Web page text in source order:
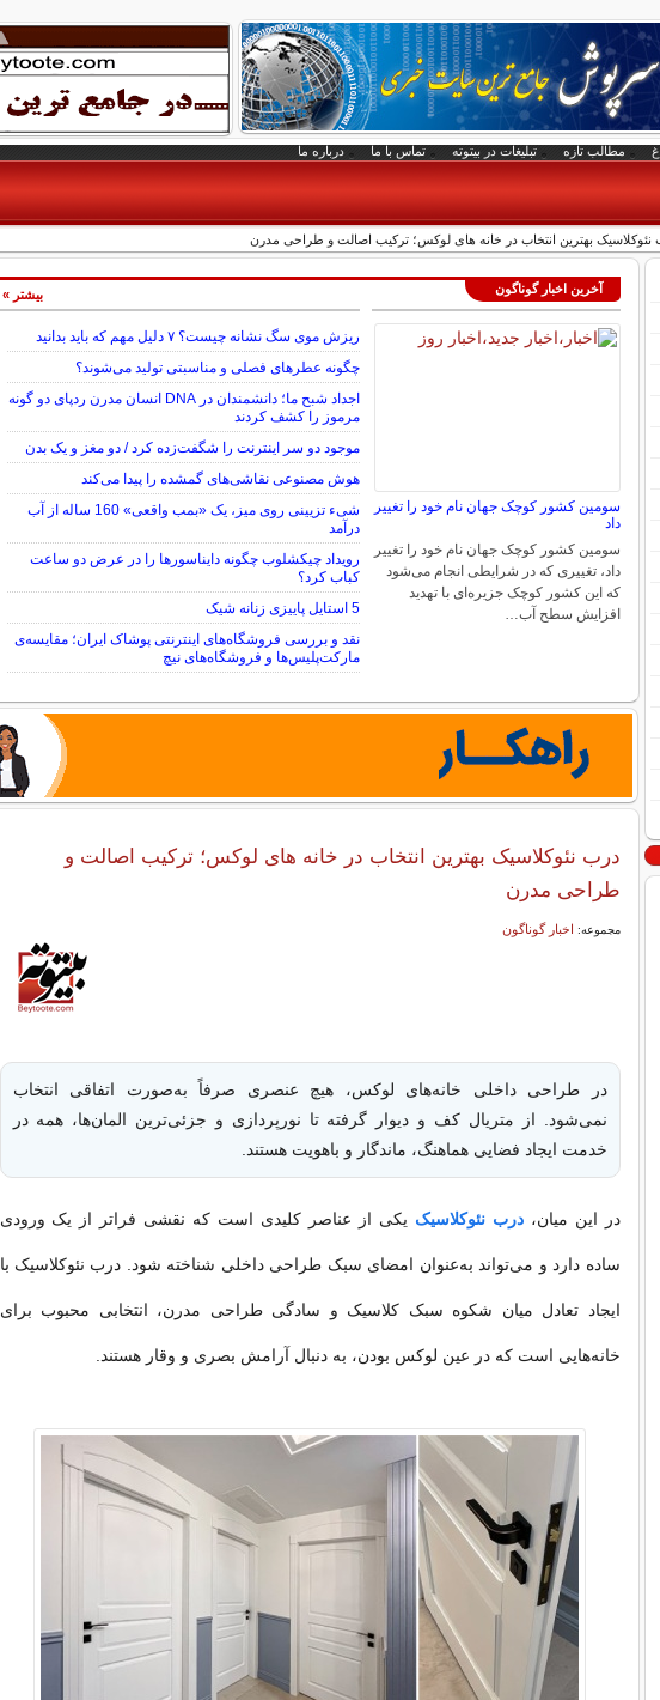
مطالب تازه تبلیغات در بیتوته تماس با ما درباره ما
نئوکلاسیک بهترین انتخاب در خانه های لوکس؛ ترکیب اصالت و طراحی مدرن
آخرین اخبار گوناگون
سومین کشور کوچک جهان نام خود را تغییر
داد
سومین کشور کوچک جهان نام خود را تغییر
داد، تغییری که در شرایطی انجام می‌شود
که این کشور کوچک جزیره‌ای با تهدید
افزایش سطح آب…
ریزش موی سگ نشانه چیست؟ ۷ دلیل مهم که باید بدانید
چگونه عطرهای فصلی و مناسبتی تولید می‌شوند؟
اجداد شبح ما؛ دانشمندان در DNA انسان مدرن ردپای دو گونه
مرموز را کشف کردند
موجود دو سر اینترنت را شگفت‌زده کرد / دو مغز و یک بدن
هوش مصنوعی نقاشی‌های گمشده را پیدا می‌کند
شیء تزیینی روی میز، یک «بمب واقعی» 160 ساله از آب
درآمد
رویداد چیکشلوب چگونه دایناسورها را در عرض دو ساعت
کباب کرد؟
5 استایل پاییزی زنانه شیک
نقد و بررسی فروشگاه‌های اینترنتی پوشاک ایران؛ مقایسه‌ی
مارکت‌پلیس‌ها و فروشگاه‌های نیچ
بیشتر »
درب نئوکلاسیک بهترین انتخاب در خانه های لوکس؛ ترکیب اصالت و
طراحی مدرن
مجموعه: اخبار گوناگون
در طراحی داخلی خانه‌های لوکس، هیچ عنصری صرفاً به‌صورت اتفاقی انتخاب
نمی‌شود. از متریال کف و دیوار گرفته تا نورپردازی و جزئی‌ترین المان‌ها، همه در
خدمت ایجاد فضایی هماهنگ، ماندگار و باهویت هستند.
در این میان،درب نئوکلاسیک یکی از عناصر کلیدی است که نقشی فراتر از یک ورودی
ساده دارد و می‌تواند به‌عنوان امضای سبک طراحی داخلی شناخته شود. درب نئوکلاسیک با
ایجاد تعادل میان شکوه سبک کلاسیک و سادگی طراحی مدرن، انتخابی محبوب برای
خانه‌هایی است که در عین لوکس بودن، به دنبال آرامش بصری و وقار هستند.